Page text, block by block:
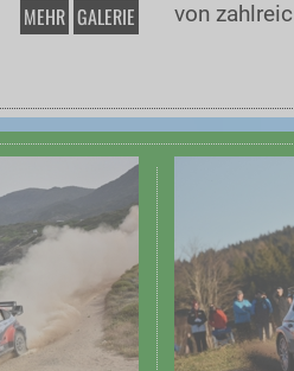
MEHR GALERIE
von